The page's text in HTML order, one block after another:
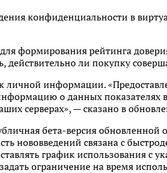
конфиденциальности в
формирования рейтинга
ли покупку
личной информации.
о данных показателях
серверах», — сказано в
бета-версия
нововведений связана с
график использования с
ограничение на время